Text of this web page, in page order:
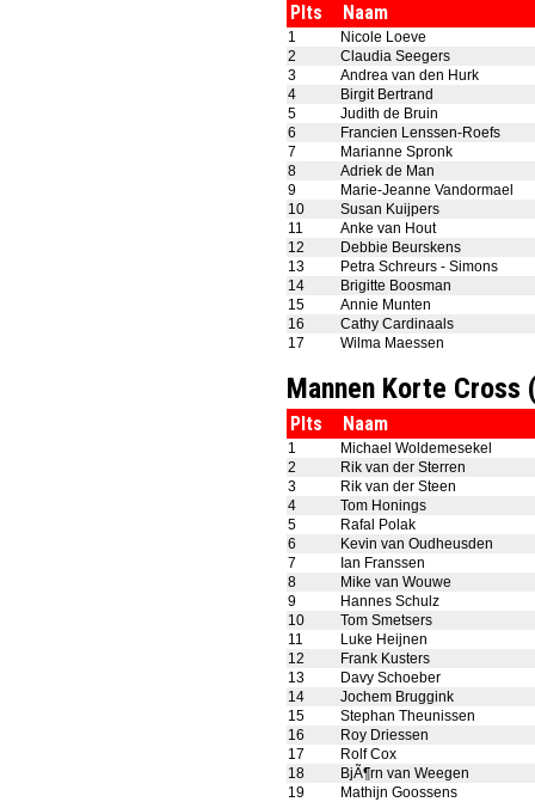
Plts Naam
1
Nicole Loeve
2
Claudia Seegers
3
Andrea van den Hurk
4
Birgit Bertrand
5
Judith de Bruin
6
Francien Lenssen-Roefs
7
Marianne Spronk
8
Adriek de Man
9
Marie-Jeanne Vandormael
10
Susan Kuijpers
11
Anke van Hout
12
Debbie Beurskens
13
Petra Schreurs - Simons
14
Brigitte Boosman
15
Annie Munten
16
Cathy Cardinaals
17
Wilma Maessen
Mannen Korte Cross
Plts Naam
1
Michael Woldemesekel
2
Rik van der Sterren
3
Rik van der Steen
4
Tom Honings
5
Rafal Polak
6
Kevin van Oudheusden
7
Ian Franssen
8
Mike van Wouwe
9
Hannes Schulz
10
Tom Smetsers
11
Luke Heijnen
12
Frank Kusters
13
Davy Schoeber
14
Jochem Bruggink
15
Stephan Theunissen
16
Roy Driessen
17
Rolf Cox
18
BjÃ¶rn van Weegen
19
Mathijn Goossens